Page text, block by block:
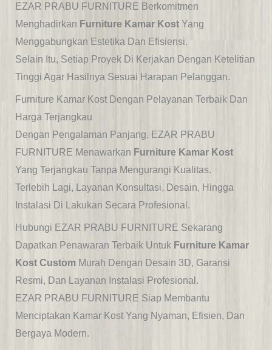
EZAR PRABU FURNITURE Berkomitmen
Menghadirkan Furniture Kamar KostYang
Menggabungkan Estetika Dan Efisiensi.
Selain Itu, Setiap Proyek Di Kerjakan Dengan Ketelitian
Tinggi Agar Hasilnya Sesuai Harapan Pelanggan.
Furniture Kamar Kost Dengan Pelayanan Terbaik Dan
Harga Terjangkau
Dengan Pengalaman Panjang, EZAR PRABU
FURNITURE Menawarkan Furniture Kamar Kost
Yang Terjangkau Tanpa Mengurangi Kualitas.
Terlebih Lagi, Layanan Konsultasi, Desain, Hingga
Instalasi Di Lakukan Secara Profesional.
Hubungi EZAR PRABU FURNITURE Sekarang
Dapatkan Penawaran Terbaik Untuk Furniture Kamar
Kost Custom Murah Dengan Desain 3D, Garansi
Resmi, Dan Layanan Instalasi Profesional.
EZAR PRABU FURNITURE Siap Membantu
Menciptakan Kamar Kost Yang Nyaman, Efisien, Dan
Bergaya Modern.